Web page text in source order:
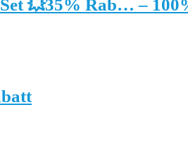
💥35% Rab… –